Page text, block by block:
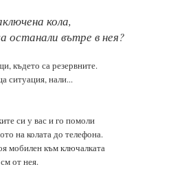
кола,
останали вътре в нея?
където са резервните.
ситуация, нали...
си у вас и го помоли
на колата до телефона.
мобилен към ключалката
от нея.